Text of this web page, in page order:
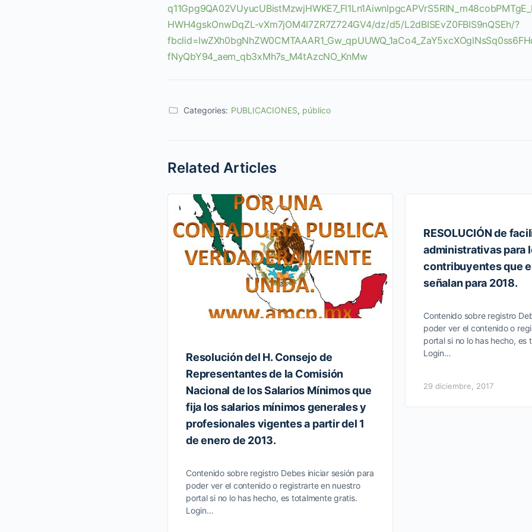
HWH4gskOnwDqZL-vXm7jOM4I7ZR7Z724GV4/dz/d5/L2dBISEvZ0FBIS9nQSEh/?
fNyQbY94_aem_qb3xMh7s_M4tAzcNO_KnMw
Categories: PUBLICACIONES, público
Related Articles
Resolución del H. Consejo de
Representantes de la Comisión
Nacional de los Salarios Mínimos que
fija los salarios mínimos generales y
profesionales vigentes a partir del 1
de enero de 2013.
Contenido sobre registro Debes iniciar sesión para
poder ver el contenido o registrarte en nuestro
portal si no lo has hecho, es totalmente gratis.
Login…
RESOLUCIÓN de
administrativas para
contribuyentes que
señalan para 2018.
Contenido sobre registro
poder ver el contenido o
portal si no lo has hecho, es
Login…
29 diciembre, 2017